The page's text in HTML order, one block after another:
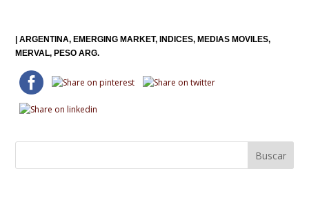
|ARGENTINA EMERGING MARKET INDICES MEDIAS MOVILES
MERVAL PESO ARG.